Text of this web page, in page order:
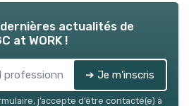
actualités de
at WORK !
➔ Je m'inscris
j’accepte d’être contacté(e) à